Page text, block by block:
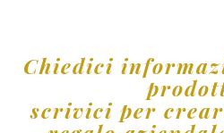
Chiedici
scrivici per